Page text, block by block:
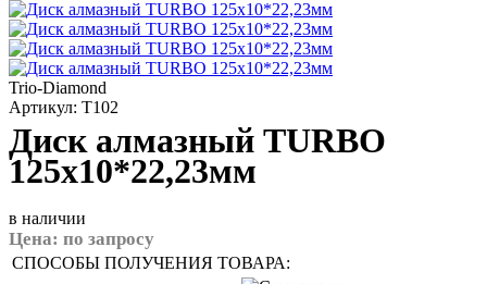
Trio-Diamond
Артикул: T102
Диск алмазный TURBO
125x10*22,23мм
в наличии
Цена: по запросу
СПОСОБЫ ПОЛУЧЕНИЯ ТОВАРА: